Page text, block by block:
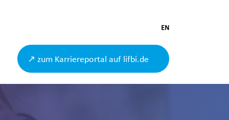
EN
↗ zum Karriereportal auf lifbi.de